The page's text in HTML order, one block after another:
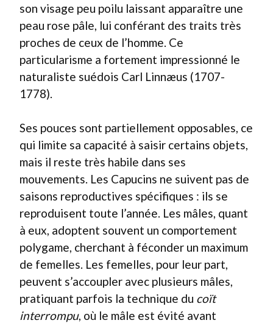
son visage peu poilu laissant apparaître une
peau rose pâle, lui conférant des traits très
proches de ceux de l’homme. Ce
particularisme a fortement impressionné le
naturaliste suédois Carl Linnæus (1707-
1778).
Ses pouces sont partiellement opposables, ce
qui limite sa capacité à saisir certains objets,
mais il reste très habile dans ses
mouvements. Les Capucins ne suivent pas de
saisons reproductives spécifiques : ils se
reproduisent toute l’année. Les mâles, quant
à eux, adoptent souvent un comportement
polygame, cherchant à féconder un maximum
de femelles. Les femelles, pour leur part,
peuvent s’accoupler avec plusieurs mâles,
pratiquant parfois la technique du coït
interrompu, où le mâle est évité avant